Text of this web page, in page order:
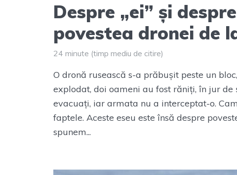
Despre „ei” și
povestea dronei de
24 minute (timp mediu de citire)
O dronă rusească s-a prăbușit peste un
explodat, doi oameni au fost răniți, în jur de
evacuați, iar armata nu a interceptat-o.
faptele. Aceste eseu este însă despre
spunem...